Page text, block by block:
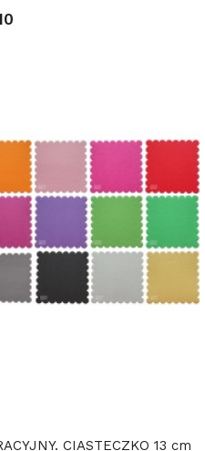
CIASTECZKO 13 cm